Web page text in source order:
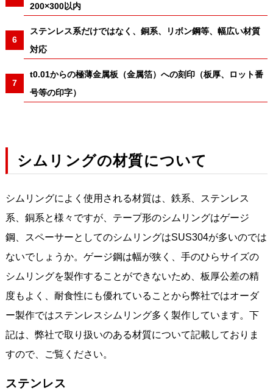
200×300以内
ステンレス系だけではなく、銅系、リボン鋼等、幅広い材質
対応
t0.01からの極薄金属板（金属箔）への刻印（板厚、ロット番
号等の印字）
シムリングの材質について
シムリングによく使用される材質は、鉄系、ステンレス
系、銅系と様々ですが、テープ形のシムリングはゲージ
鋼、スペーサーとしてのシムリングはSUS304が多いのでは
ないでしょうか。ゲージ鋼は幅が狭く、手のひらサイズの
シムリングを製作することができないため、板厚公差の精
度もよく、耐食性にも優れていることから弊社ではオーダ
ー製作ではステンレスシムリング多く製作しています。下
記は、弊社で取り扱いのある材質について記載しておりま
すので、ご覧ください。
ステンレス